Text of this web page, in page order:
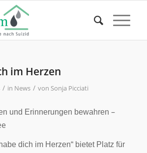
im Herzen
/ in News / von Sonja Picciati
und Erinnerungen bewahren –
dich im Herzen“ bietet P latz für